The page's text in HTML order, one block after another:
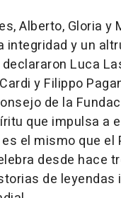
Alberto, Gloria y
integridad y un
Luca
y Filippo
de la
que impulsa a
el mismo que el
desde hace
de leyendas